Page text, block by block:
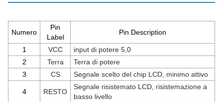
Numero
Pin
Label
Pin Description
1 VCC
input di potere 5,0
2
Terra
Terra di potere
3
CS Segnale scelto del chip LCD, minimo attivo
4 RESTO
Segnale risistemato LCD, risistemazione a
basso livello